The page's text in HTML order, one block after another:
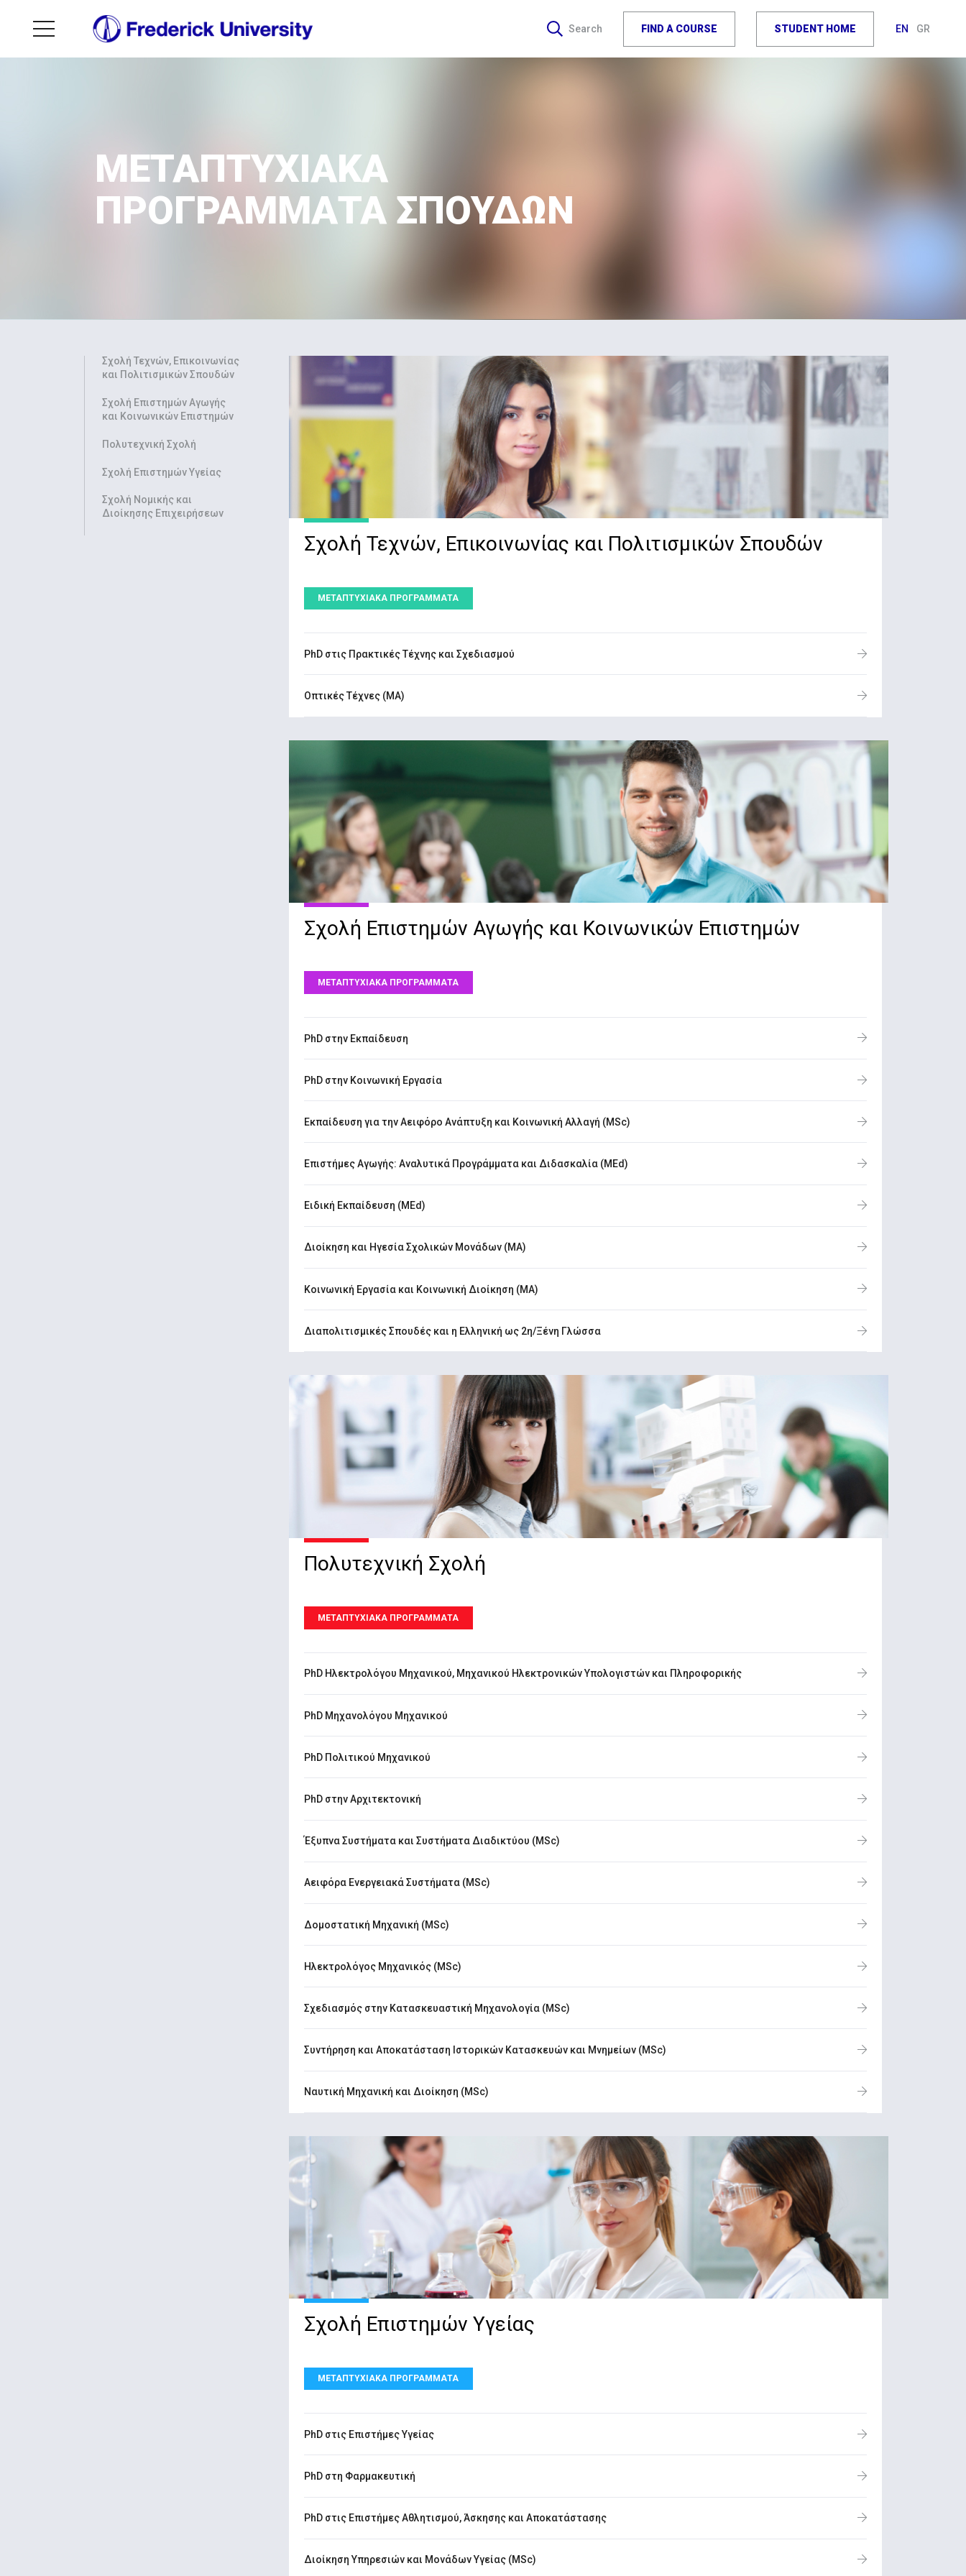
Search FIND A COURSE STUDENT HOME EN GR
ΜΕΤΑΠΤΥΧΙΑΚΑ
ΠΡΟΓΡΑΜΜΑΤΑ ΣΠΟΥΔΩΝ
Σχολή Τεχνών, Επικοινωνίας
και Πολιτισμικών Σπουδών
Σχολή Επιστημών Αγωγής
και Κοινωνικών Επιστημών
Πολυτεχνική Σχολή
Σχολή Επιστημών Υγείας
Σχολή Νομικής και
Διοίκησης Επιχειρήσεων
Σχολή Τεχνών, Επικοινωνίας και Πολιτισμικών Σπουδών
ΜΕΤΑΠΤΥΧΙΑΚΑ ΠΡΟΓΡΑΜΜΑΤΑ
PhD στις Πρακτικές Τέχνης και Σχεδιασμού
Οπτικές Τέχνες (ΜΑ)
Σχολή Επιστημών Αγωγής και Κοινωνικών Επιστημών
ΜΕΤΑΠΤΥΧΙΑΚΑ ΠΡΟΓΡΑΜΜΑΤΑ
PhD στην Εκπαίδευση
PhD στην Κοινωνική Εργασία
Εκπαίδευση για την Αειφόρο Ανάπτυξη και Κοινωνική Αλλαγή (MSc)
Επιστήμες Αγωγής: Αναλυτικά Προγράμματα και Διδασκαλία (MEd)
Ειδική Εκπαίδευση (MEd)
Διοίκηση και Ηγεσία Σχολικών Μονάδων (MA)
Κοινωνική Εργασία και Κοινωνική Διοίκηση (MA)
Διαπολιτισμικές Σπουδές και η Ελληνική ως 2η/Ξένη Γλώσσα
Πολυτεχνική Σχολή
ΜΕΤΑΠΤΥΧΙΑΚΑ ΠΡΟΓΡΑΜΜΑΤΑ
PhD Ηλεκτρολόγου Μηχανικού, Μηχανικού Ηλεκτρονικών Υπολογιστών και Πληροφορικής
PhD Μηχανολόγου Μηχανικού
PhD Πολιτικού Μηχανικού
PhD στην Αρχιτεκτονική
Έξυπνα Συστήματα και Συστήματα Διαδικτύου (MSc)
Αειφόρα Ενεργειακά Συστήματα (MSc)
Δομοστατική Μηχανική (MSc)
Ηλεκτρολόγος Μηχανικός (MSc)
Σχεδιασμός στην Κατασκευαστική Μηχανολογία (MSc)
Συντήρηση και Αποκατάσταση Ιστορικών Κατασκευών και Μνημείων (MSc)
Ναυτική Μηχανική και Διοίκηση (MSc)
Σχολή Επιστημών Υγείας
ΜΕΤΑΠΤΥΧΙΑΚΑ ΠΡΟΓΡΑΜΜΑΤΑ
PhD στις Επιστήμες Υγείας
PhD στη Φαρμακευτική
PhD στις Επιστήμες Αθλητισμoύ, Άσκησης και Αποκατάστασης
Διοίκηση Υπηρεσιών και Μονάδων Υγείας (MSc)